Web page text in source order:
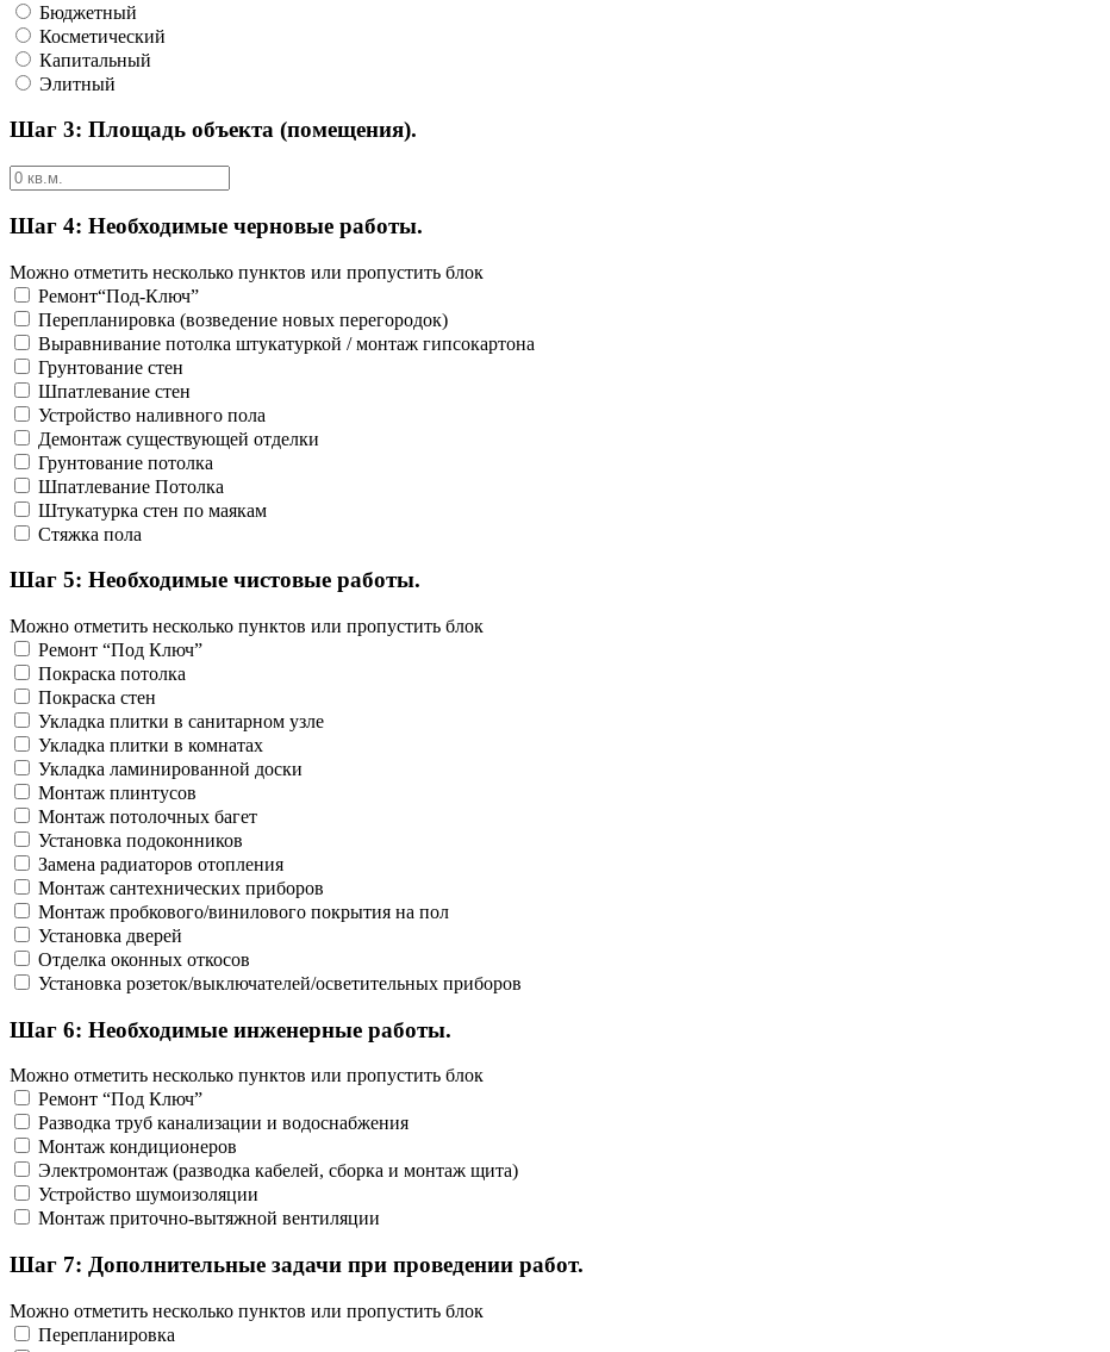
Бюджетный
Косметический
Капитальный
Элитный
Шаг 3: Площадь объекта (помещения).
Шаг 4: Необходимые черновые работы.
Можно отметить несколько пунктов или пропустить блок
Ремонт“Под-Ключ”
Перепланировка (возведение новых перегородок)
Выравнивание потолка штукатуркой / монтаж гипсокартона
Грунтование стен
Шпатлевание стен
Устройство наливного пола
Демонтаж существующей отделки
Грунтование потолка
Шпатлевание Потолка
Штукатурка стен по маякам
Стяжка пола
Шаг 5: Необходимые чистовые работы.
Можно отметить несколько пунктов или пропустить блок
Ремонт “Под Ключ”
Покраска потолка
Покраска стен
Укладка плитки в санитарном узле
Укладка плитки в комнатах
Укладка ламинированной доски
Монтаж плинтусов
Монтаж потолочных багет
Установка подоконников
Замена радиаторов отопления
Монтаж сантехнических приборов
Монтаж пробкового/винилового покрытия на пол
Установка дверей
Отделка оконных откосов
Установка розеток/выключателей/осветительных приборов
Шаг 6: Необходимые инженерные работы.
Можно отметить несколько пунктов или пропустить блок
Ремонт “Под Ключ”
Разводка труб канализации и водоснабжения
Монтаж кондиционеров
Электромонтаж (разводка кабелей, сборка и монтаж щита)
Устройство шумоизоляции
Монтаж приточно-вытяжной вентиляции
Шаг 7: Дополнительные задачи при проведении работ.
Можно отметить несколько пунктов или пропустить блок
Перепланировка